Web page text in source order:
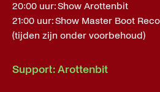
20:00 uur: Show Arottenbit
21:00 uur: Show Master Boot
(tijden zijn onder voorbehoud)
Support: Arottenbit